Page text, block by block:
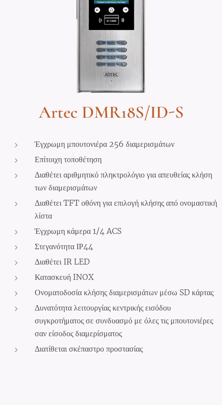
Artec DMR18S/ID-S
Έγχρωμη μπουτονιέρα 256 διαμερισμάτων
Επίτοιχη τοποθέτηση
Διαθέτει αριθμητικό πληκτρολόγιο για απευθείας κλήση
των διαμερισμάτων
Διαθέτει TFT οθόνη για επιλογή κλήσης από ονομαστική
λίστα
Έγχρωμη κάμερα 1/4 ACS
Στεγανότητα ΙΡ44
Διαθέτει IR LED
Κατασκευή INOX
Ονοματοδοσία κλήσης διαμερισμάτων μέσω SD κάρτας
Δυνατότητα λειτουργίας κεντρικής εισόδου
συγκροτήματος σε συνδυασμό με όλες τις μπουτονιέρες
σαν είσοδος διαμερίσματος
Διατίθεται σκέπαστρο προστασίας